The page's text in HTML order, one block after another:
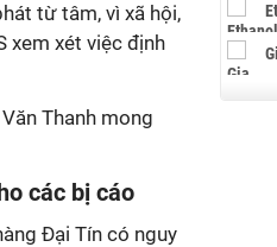
từ tâm, vì xã hội,
xem xét việc định
Thanh mong
các bị cáo
Đại Tín có nguy